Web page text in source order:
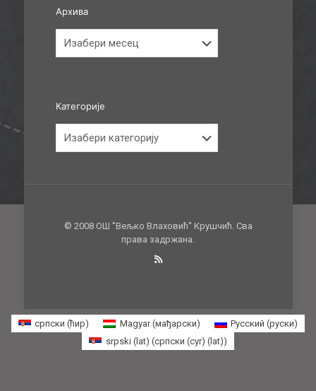
Архива
Категорије
© 2008 ОШ ''Вељко Влаховић'' Крушчић. Сва
права задржана.
српски (ћир) Magyar(мађарски) Русский (руски)
srpski (lat) (српски (cyr) (lat))